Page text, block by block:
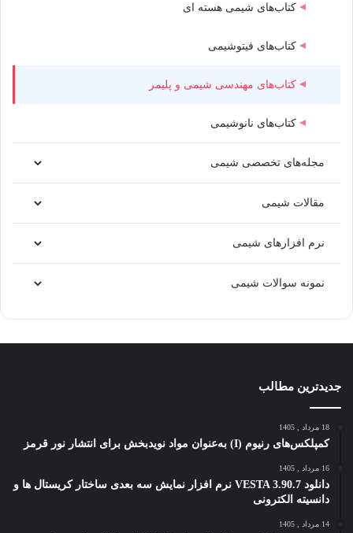
کتاب‌های شیمی هسته ای
کتاب‌های فیتوشیمی
کتاب‌های مهندسی شیمی و پلیمر
کتاب‌های نانوشیمی
مجله‌های تخصصی شیمی
مقالات شیمی
نرم افزارهای شیمی
نمونه سوالات شیمی
جدیدترین مطالب
18 مرداد , 1405
کمپلکس‌های رنیوم (I) به‌عنوان مواد نویدبخش برای انتشار نور قرمز
16 مرداد , 1405
دانلود VESTA 3.90.7 نرم افزار نمایش سه بعدی ساختار کریستال ها و
دانسیته الکترونی
14 مرداد , 1405